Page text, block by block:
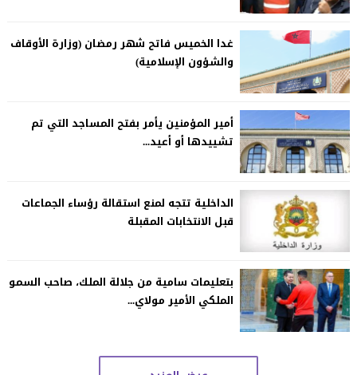
غدا الخميس فاتح شهر رمضان (وزارة الأوقاف
والشؤون الإسلامية)
أمير المؤمنين يأمر بفتح المساجد التي تم
تشييدها أو أعيد...
الداخلية تتجه لمنع استقالة رؤساء الجماعات
قبل الانتخابات المقبلة
بتعليمات سامية من جلالة الملك، صاحب السمو
الملكي الأمير مولاي...